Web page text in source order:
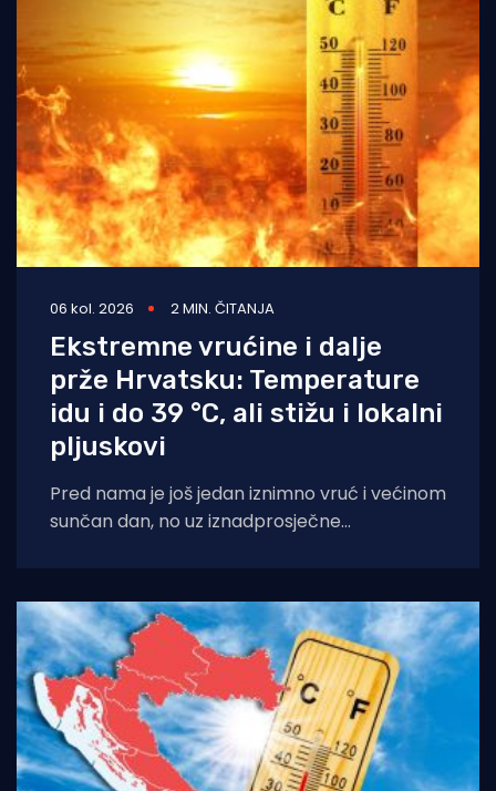
06 kol. 2026 2 MIN. ČITANJA
Ekstremne vrućine i dalje
prže Hrvatsku: Temperature
idu i do 39 °C, ali stižu i lokalni
pljuskovi
Pred nama je još jedan iznimno vruć i većinom
sunčan dan, no uz iznadprosječne